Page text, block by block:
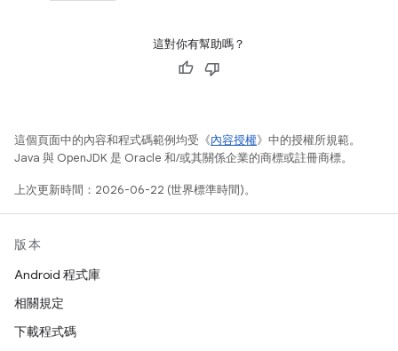
這對你有幫助嗎？
這個頁面中的內容和程式碼範例均受《內容授權》中的授權所規範。
Java 與 OpenJDK 是 Oracle 和/或其關係企業的商標或註冊商標。
上次更新時間：2026-06-22 (世界標準時間)。
版本
Android 程式庫
相關規定
下載程式碼